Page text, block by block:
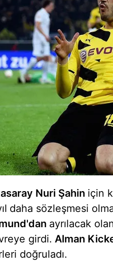
Nuri Şahin için
daha sözleşmesi
ayrılacak
girdi. Alman
doğruladı.